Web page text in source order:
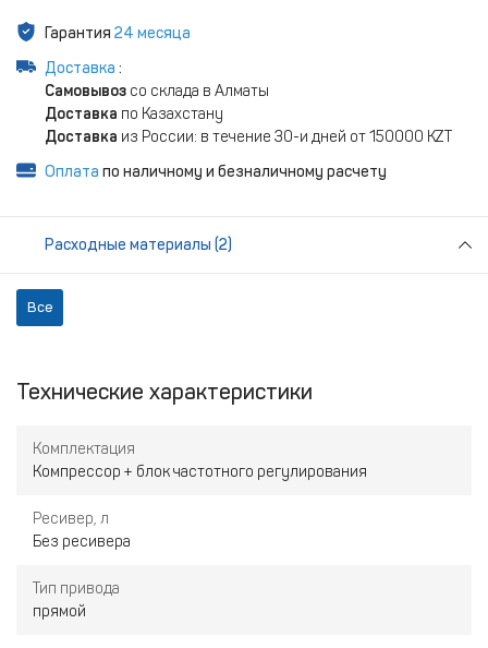
Гарантия 24 месяца
Доставка :
Самовывоз со склада в Алматы
Доставка по Казахстану
Доставка из России: в течение 30-и дней от 150000 KZT
Оплата по наличному и безналичному расчету
Расходные материалы (2)
Все
Технические характеристики
Комплектация
Компрессор + блок частотного регулирования
Ресивер, л
Без ресивера
Тип привода
прямой